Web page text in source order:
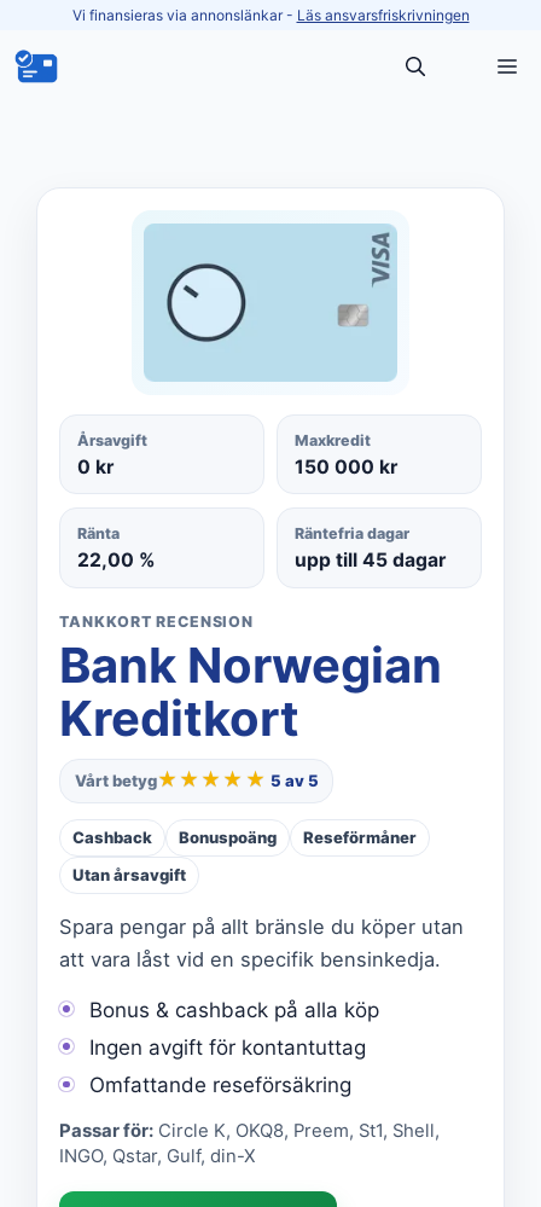
innehåll
Vi finansieras via annonslänkar - Läs ansvarsfriskrivningen
TANKKORT RECENSION
Bank Norwegian
Kreditkort
Vårt betyg★★★★★
★★★★★ 5 av 5
Cashback Bonuspoäng
Reseförmåner
Utan årsavgift
Spara pengar på allt bränsle du köper utan
att vara låst vid en specifik bensinkedja.
Bonus & cashback på alla köp
Ingen avgift för kontantuttag
Omfattande reseförsäkring
Passar för: Circle K, OKQ8, Preem, St1, Shell,
INGO, Qstar, Gulf, din-X
Årsavgift
0 kr
Maxkredit
150 000 kr
Ränta
22,00 %
Räntefria dagar
upp till 45 dagar